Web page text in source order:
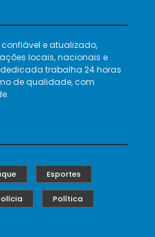
e atualizado,
locais, nacionais e
trabalha 24 horas
de qualidade, com
Esportes
Política